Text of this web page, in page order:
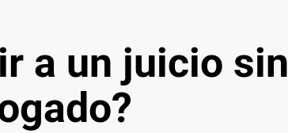
a un juicio sin